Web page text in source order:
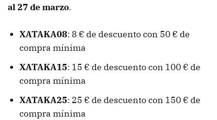
al 27 de marzo.
XATAKA08: 8 € de descuento con 50 € de
compra mínima
XATAKA15: 15 € de descuento con 100 € de
compra mínima
XATAKA25: 25 € de descuento con 150 € de
compra mínima